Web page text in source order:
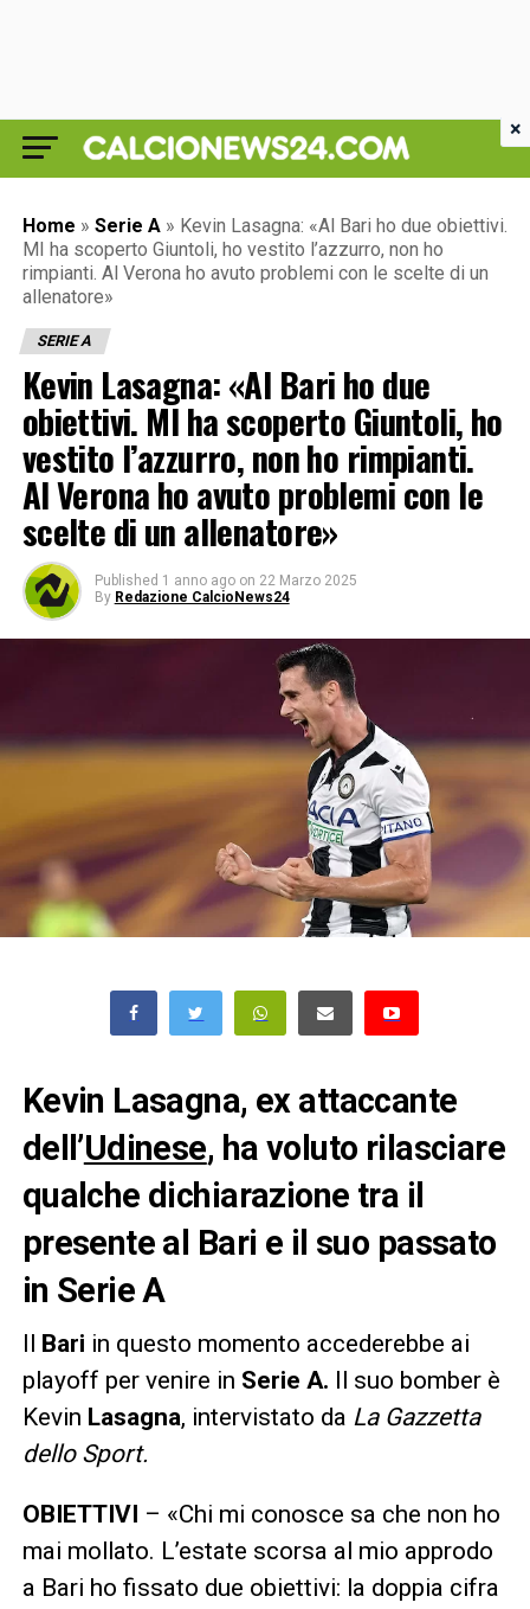
Home » Serie A » Kevin Lasagna: «Al Bari ho due obiettivi.
MI ha scoperto Giuntoli, ho vestito l’azzurro, non ho
rimpianti. Al Verona ho avuto problemi con le scelte di un
allenatore»
SERIE A
Kevin Lasagna: «Al Bari ho due
obiettivi. MI ha scoperto Giuntoli, ho
vestito l’azzurro, non ho rimpianti.
Al Verona ho avuto problemi con le
scelte di un allenatore»
Published 1 anno ago on 22 Marzo 2025
By Redazione CalcioNews24
Kevin Lasagna, ex attaccante
dell’Udinese, ha voluto rilasciare
qualche dichiarazione tra il
presente al Bari e il suo passato
in Serie A
Bari in questo momento accederebbe ai
playoff per venire in Serie A. Il suo bomber è
Kevin Lasagna, intervistato da La Gazzetta
dello Sport.
OBIETTIVI – «Chi mi conosce sa che non ho
mai mollato. L’estate scorsa al mio approdo
a Bari ho fissato due obiettivi: la doppia cifra
×